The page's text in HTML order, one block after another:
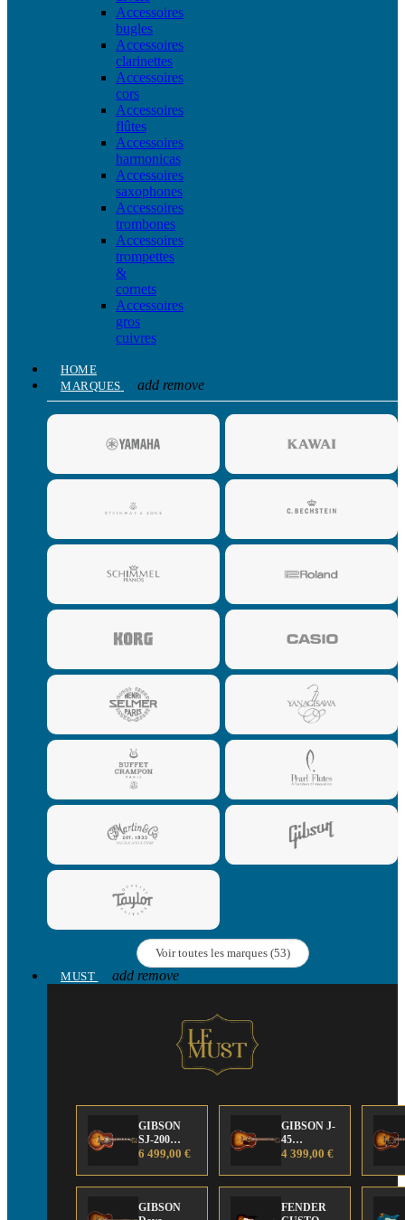
Accessoires
bugles
Accessoires
clarinettes
Accessoires
cors
Accessoires
flûtes
Accessoires
harmonicas
Accessoires
saxophones
Accessoires
trombones
Accessoires
trompettes
&
cornets
Accessoires
gros
cuivres
HOME
MARQUES
add remove
Voir toutes les marques (53)
MUST
add remove
GIBSON
SJ-200
Anniversary
Edition
6 499,00 €
GIBSON J-
45
Anniversary
Edition
4 399,00 €
GIBSON
FENDER